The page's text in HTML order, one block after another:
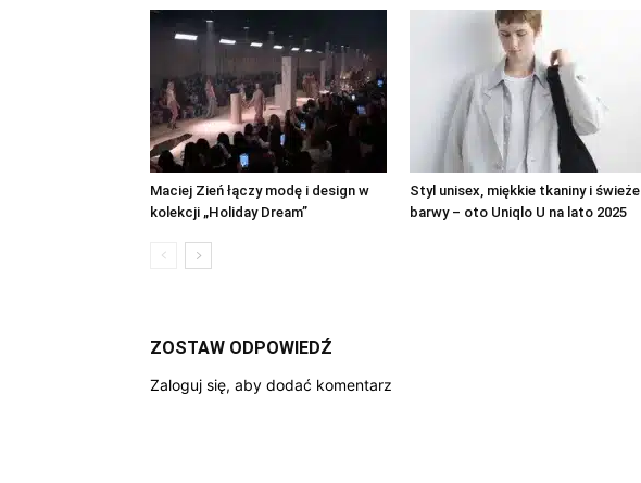
Maciej Zień łączy modę i design w
kolekcji „Holiday Dream”
Styl unisex, miękkie tkaniny i świeże
barwy – oto Uniqlo U na lato 2025
ZOSTAW ODPOWIEDŹ
Zaloguj się, aby dodać komentarz